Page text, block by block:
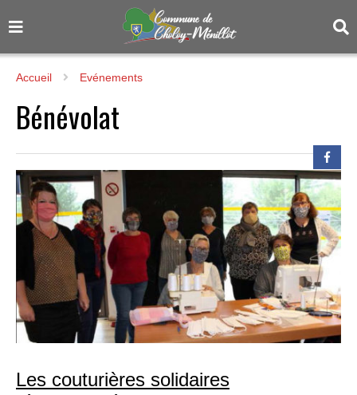
Accueil Evénements
Bénévolat
Les couturières solidaires